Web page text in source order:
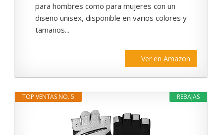
para hombres como para mujeres con un
diseño unisex, disponible en varios colores y
tamaños...
Ver en Amazon
REBAJAS
TOP VENTAS NO. 5